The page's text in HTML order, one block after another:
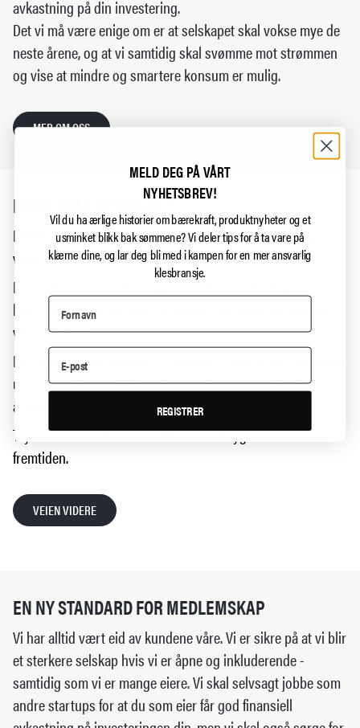
avkastning på din investering.
Det vi må være enige om er at selskapet skal vokse mye de
neste årene, og at vi samtidig skal svømme mot strømmen
og vise at mindre og smartere konsum er mulig.
MER OM OSS
HVOR SKAL VI VIDERE?
De fleste selskaper drømmer om vekst. Vi skal også ha
vekst, men vi drømmer først og fremst om forandring.
En verden der butikker reparerer mer enn de selger, der
klær har dobbelt så langt liv, og der business faktisk gjør
verden bedre.
Det er ambisiøst, kanskje litt galskap - men burde ikke være
umulig å se for seg? Det er uansett mange gode grunner til
å lese videre.
Trykk her for å se hvordan Northern Playground skal se ut i
fremtiden.
VEIEN VIDERE
EN NY STANDARD FOR MEDLEMSKAP
Vi har alltid vært eid av kundene våre. Vi er sikre på at vi blir
et sterkere selskap hvis vi er åpne og inkluderende -
samtidig som vi er mange eiere. Vi skal selvsagt jobbe som
andre startups for at du som eier får god finansiell
MELD DEG PÅ VÅRT
NYHETSBREV!
Vil du ha ærlige historier om bærekraft, produktnyheter og et
usminket blikk bak sømmene?Vi deler tips for å ta vare på
klærne dine, og lar deg bli med i kampen for en mer ansvarlig
klesbransje.
REGISTRER